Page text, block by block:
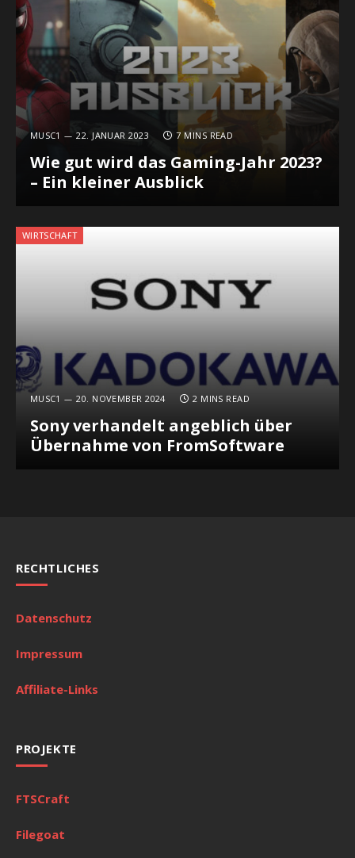
MUSC1 22. JANUAR 2023 7 MINS READ
Wie gut wird das Gaming-Jahr 2023?
– Ein kleiner Ausblick
WIRTSCHAFT
MUSC1 20. NOVEMBER 2024 2 MINS READ
Sony verhandelt angeblich über
Übernahme von FromSoftware
RECHTLICHES
Datenschutz
Impressum
Affiliate-Links
PROJEKTE
FTSCraft
Filegoat